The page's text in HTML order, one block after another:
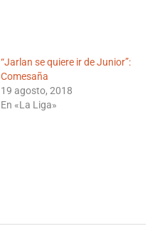
“Jarlan se quiere ir de Junior”:
Comesaña
19 agosto, 2018
En «La Liga»